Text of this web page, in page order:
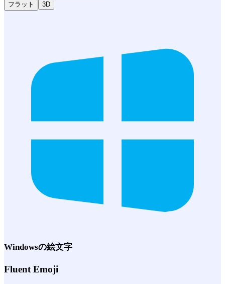
フラット 3D
Windowsの絵文字
Fluent Emoji